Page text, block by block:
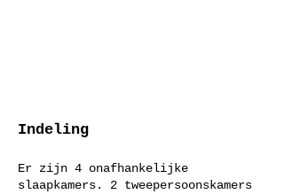
Indeling
Er zijn 4 onafhankelijke
slaapkamers. 2 tweepersoonskamers